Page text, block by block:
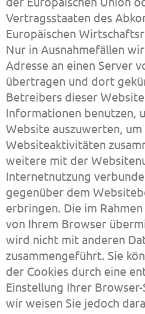
Vertragsstaaten des
Europäischen
Nur in Ausnahmefällen
Adresse an einen Server
übertragen und dort
Betreibers dieser
Informationen benutzen,
Website auszuwerten,
Websiteaktivitäten
weitere mit der
Internetnutzung
gegenüber dem
erbringen. Die im
von Ihrem Browser
wird nicht mit anderen
zusammengeführt. Sie
der Cookies durch eine
Einstellung Ihrer
wir weisen Sie jedoch